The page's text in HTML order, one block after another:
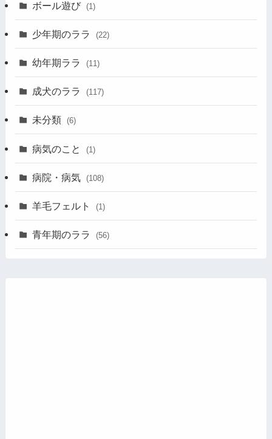
ボール遊び (1)
少年期のララ (22)
幼年期ララ (11)
成犬のララ (117)
未分類 (6)
病気のこと (1)
病院・病気 (108)
羊毛フェルト (1)
青年期のララ (56)